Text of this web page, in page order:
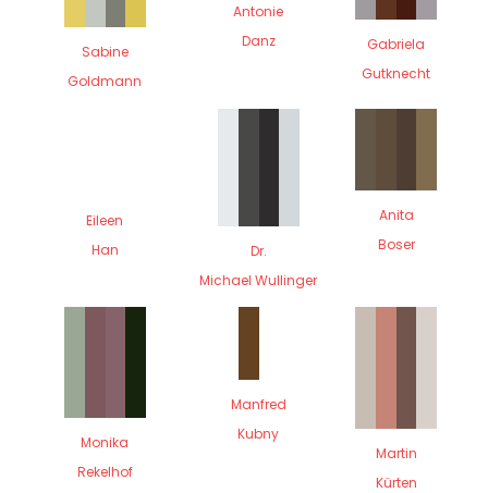
Sabine
Goldmann
Antonie
Danz
Gabriela
Gutknecht
Eileen
Han
Dr.
Michael Wullinger
Anita
Boser
Monika
Rekelhof
Manfred
Kubny
Martin
Kürten